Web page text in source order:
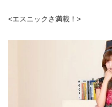
<エスニックさ満載！>